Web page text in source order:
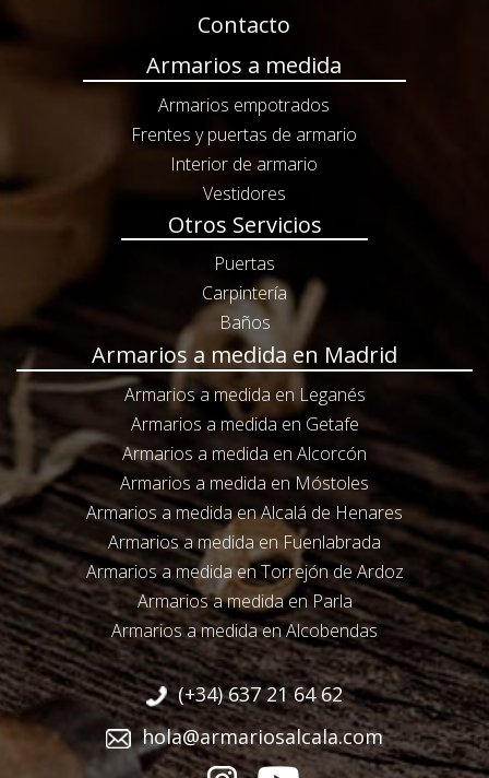
Contacto
Armarios a medida
Armarios empotrados
Frentes y puertas de armario
Interior de armario
Vestidores
Otros Servicios
Puertas
Carpintería
Baños
Armarios a medida en Madrid
Armarios a medida en Leganés
Armarios a medida en Getafe
Armarios a medida en Alcorcón
Armarios a medida en Móstoles
Armarios a medida en Alcalá de Henares
Armarios a medida en Fuenlabrada
Armarios a medida en Torrejón de Ardoz
Armarios a medida en Parla
Armarios a medida en Alcobendas
(+34) 637 21 64 62
hola@armariosalcala.com